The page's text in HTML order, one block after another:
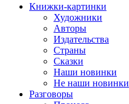
Книжки-картинки
Художники
Авторы
Издательства
Страны
Сказки
Наши новинки
Не наши новинки
Разговоры